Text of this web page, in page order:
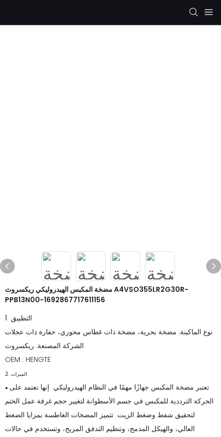
مضخة المكبس الهيدروليكي ريكسروث A4VSO355LR2G30R-
PPB13N00-1692867717611156
1 التطبيق
نوع الماكينة: مضخة بحرية، مضخة ذات غطاس محوري، حفارة ذات عجلات
الشركة المصنعة: ريكسروث
OEM : HENGTE
2. الميزات
● تعتبر مضخة المكبس جهازًا مهمًا في النظام الهيدروليكي إنها تعتمد على
الحركة الترددية للمكبس في جسم الأسطوانة لتغيير حجم غرفة عمل الختم
لتحقيق شفط وضغط الزيت تتميز المضخات الغاطسة بمزايا الضغط
العالي، والهيكل المدمج، وتنظيم التدفق المريح، وتستخدم في حالات